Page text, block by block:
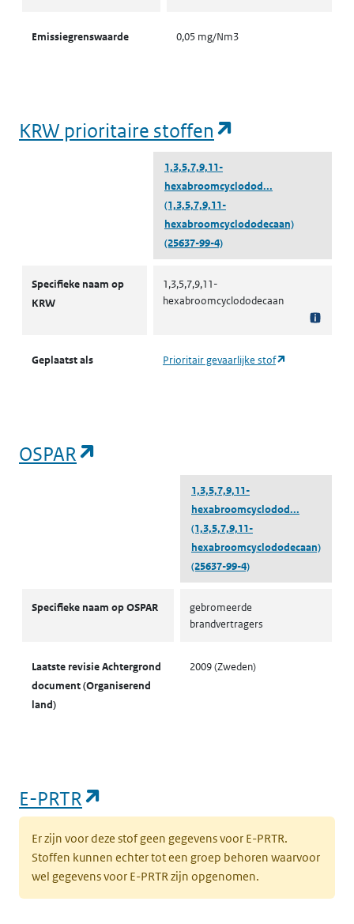
Emissiegrenswaarde 0,05 mg/Nm3
KRW prioritaire stoffen
1,3,5,7,9,11-
hexabroomcyclodod...
(1,3,5,7,9,11-
hexabroomcyclododecaan)
(25637-99-4)
Specifieke naam op
KRW
1,3,5,7,9,11-
hexabroomcyclododecaan
Geplaatst als Prioritair gevaarlijke stof
OSPAR
1,3,5,7,9,11-
hexabroomcyclodod...
(1,3,5,7,9,11-
hexabroomcyclododecaan)
(25637-99-4)
Specifieke naam op OSPAR
gebromeerde
brandvertragers
Laatste revisie Achtergrond
document (Organiserend
land)
2009 (Zweden)
E-PRTR
Er zijn voor deze stof geen gegevens voor E-PRTR.
Stoffen kunnen echter tot een groep behoren waarvoor
wel gegevens voor E-PRTR zijn opgenomen.